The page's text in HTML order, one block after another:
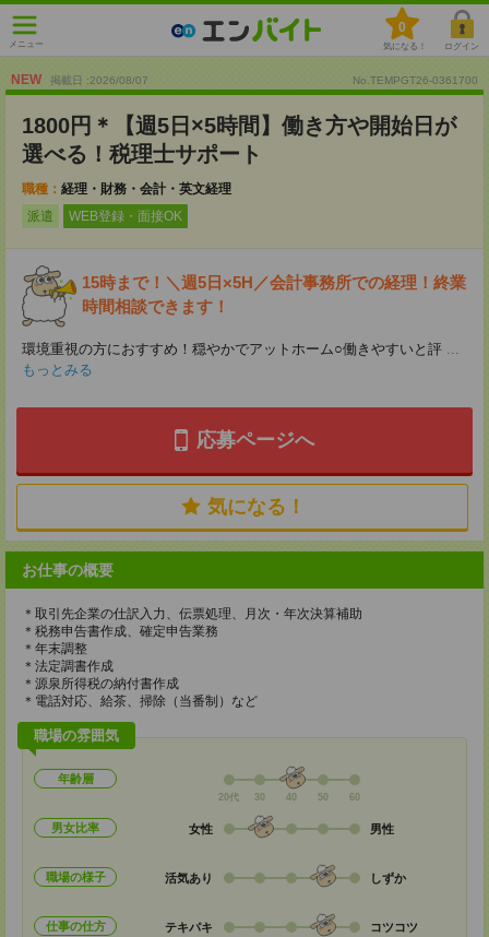
メニュー
0
気になる！ ログイン
NEW 掲載日 :2026/08/07 No.TEMPGT26-0361700
1800円＊【週5日×5時間】働き方や開始日が
選べる！税理士サポート
職種： 経理・財務・会計・英文経理
派遣
WEB登録・面接OK
15時まで！＼週5日×5H／会計事務所での経理！終業
時間相談できます！
環境重視の方におすすめ！穏やかでアットホーム○働きやすいと評 ...
もっとみる
応募ページへ
気になる！
お仕事の概要
＊取引先企業の仕訳入力、伝票処理、月次・年次決算補助
＊税務申告書作成、確定申告業務
＊年末調整
＊法定調書作成
＊源泉所得税の納付書作成
＊電話対応、給茶、掃除（当番制）など
職場の雰囲気
年齢層
20代 30 40 50 60
男女比率 女性 男性
職場の様子 活気あり しずか
仕事の仕方 テキパキ コツコツ